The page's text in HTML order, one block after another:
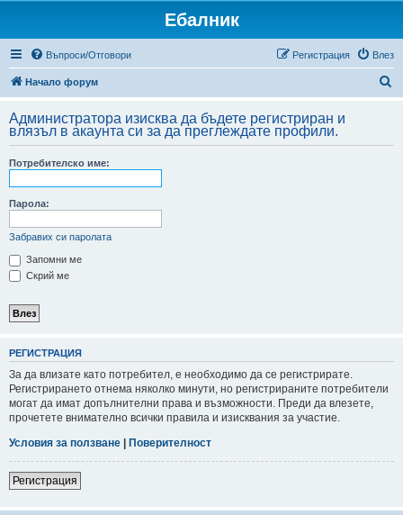
Ебалник
Въпроси/Отговори Влез
Регистрация
Начало форум
с
Администратора изисква да бъдете регистриран и
влязъл в акаунта си за да преглеждате профили.
Потребителско име:
Парола:
Забравих си паролата
Запомни ме
Скрий ме
РЕГИСТРАЦИЯ
За да влизате като потребител, е необходимо да се регистрирате.
Регистрирането отнема няколко минути, но регистрираните потребители
могат да имат допълнителни права и възможности. Преди да влезете,
прочетете внимателно всички правила и изисквания за участие.
Условия за ползване | Поверителност
Регистрация